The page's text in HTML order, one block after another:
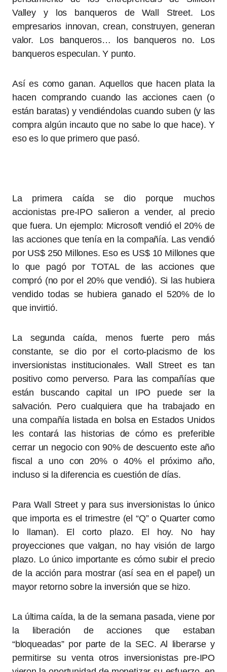
Valley y los banqueros de Wall Street. Los
empresarios innovan, crean, construyen, generan
valor. Los banqueros… los banqueros no. Los
banqueros especulan. Y punto.
Así es como ganan. Aquellos que hacen plata la
hacen comprando cuando las acciones caen (o
están baratas) y vendiéndolas cuando suben (y las
compra algún incauto que no sabe lo que hace). Y
eso es lo que primero que pasó.
La primera caída se dio porque muchos
accionistas pre-IPO salieron a vender, al precio
que fuera. Un ejemplo: Microsoft vendió el 20% de
las acciones que tenía en la compañía. Las vendió
por US$ 250 Millones. Eso es US$ 10 Millones que
lo que pagó por TOTAL de las acciones que
compró (no por el 20% que vendió). Si las hubiera
vendido todas se hubiera ganado el 520% de lo
que invirtió.
La segunda caída, menos fuerte pero más
constante, se dio por el corto-placismo de los
inversionistas institucionales. Wall Street es tan
positivo como perverso. Para las compañías que
están buscando capital un IPO puede ser la
salvación. Pero cualquiera que ha trabajado en
una compañía listada en bolsa en Estados Unidos
les contará las historias de cómo es preferible
cerrar un negocio con 90% de descuento este año
fiscal a uno con 20% o 40% el próximo año,
incluso si la diferencia es cuestión de días.
Para Wall Street y para sus inversionistas lo único
que importa es el trimestre (el “Q” o Quarter como
lo llaman). El corto plazo. El hoy. No hay
proyecciones que valgan, no hay visión de largo
plazo. Lo único importante es cómo subir el precio
de la acción para mostrar (así sea en el papel) un
mayor retorno sobre la inversión que se hizo.
La última caída, la de la semana pasada, viene por
la liberación de acciones que estaban
“bloqueadas” por parte de la SEC. Al liberarse y
permitirse su venta otros inversionistas pre-IPO